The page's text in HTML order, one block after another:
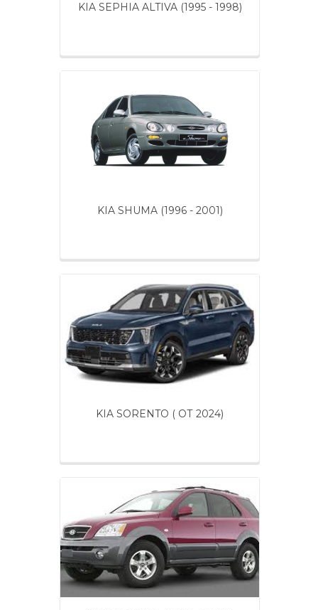
KIA SEPHIA ALTIVA (1995 - 1998)
KIA SHUMA (1996 - 2001)
KIA SORENTO ( ОТ 2024)